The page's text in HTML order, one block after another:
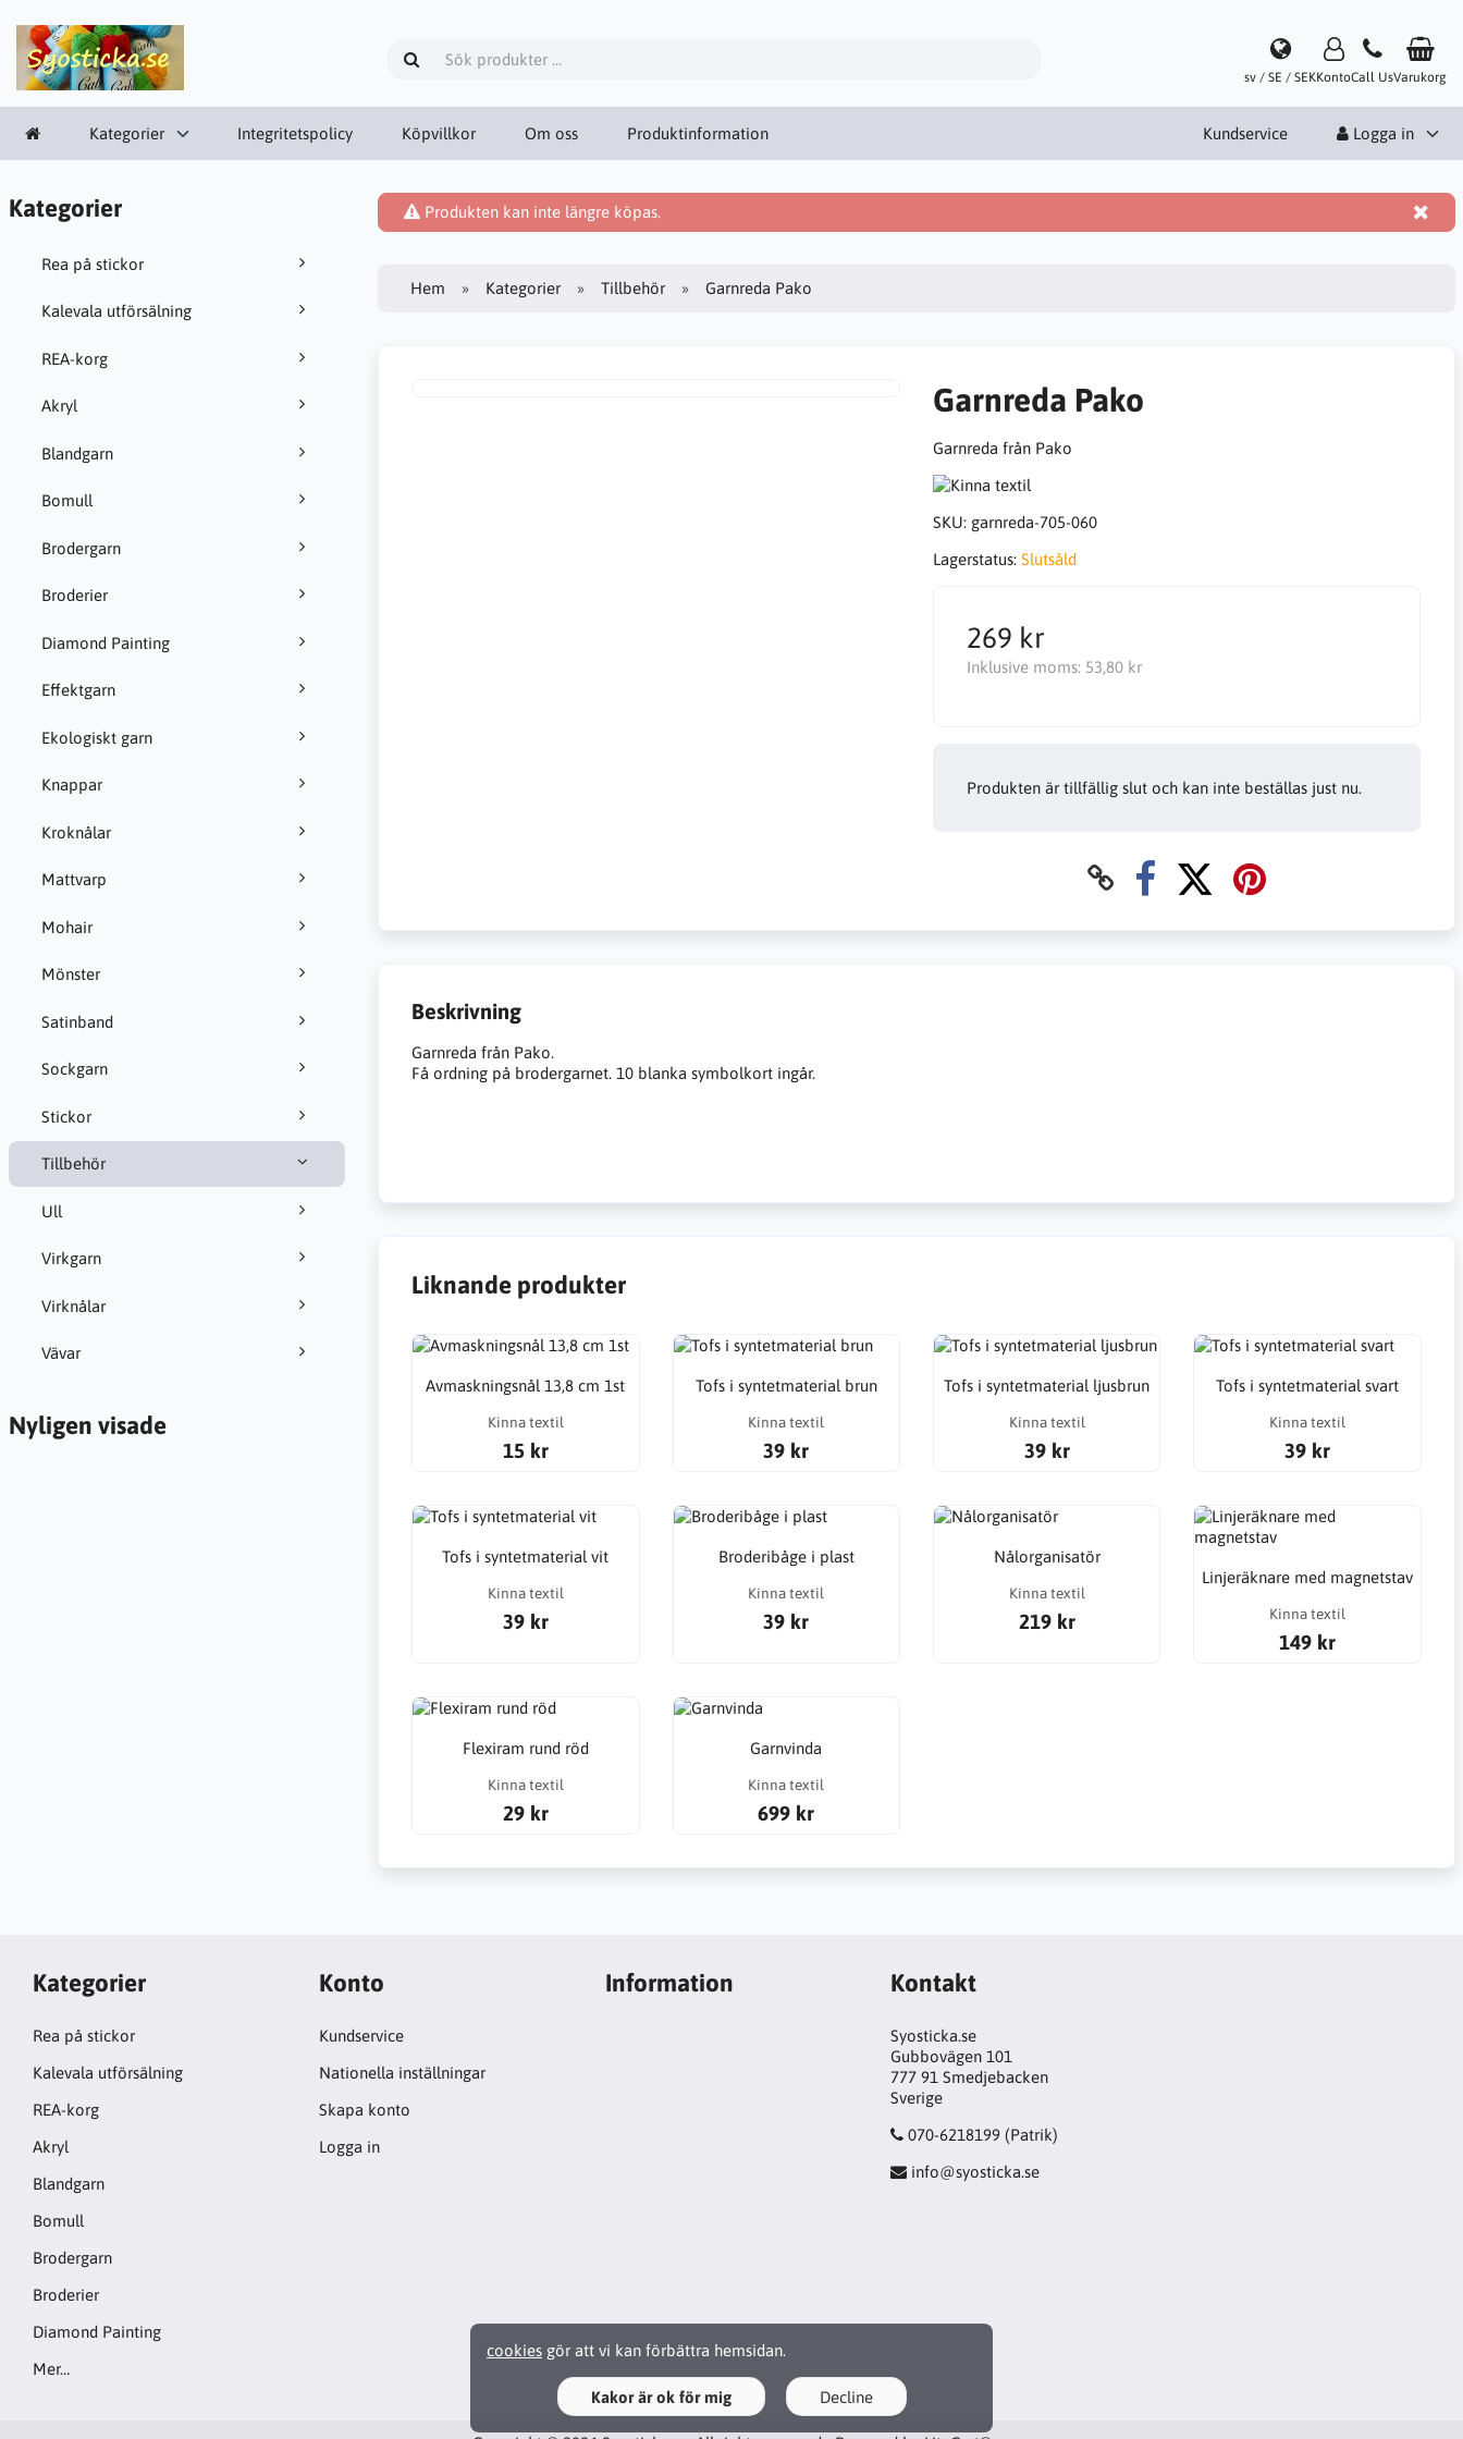
sv / SE / SEKKontoCall UsVarukorg
Kategorier Integritetspolicy Köpvillkor Om oss Produktinformation Kundservice Logga in
Kategorier
Rea på stickor
Kalevala utförsälning
REA-korg
Akryl
Blandgarn
Bomull
Brodergarn
Broderier
Diamond Painting
Effektgarn
Ekologiskt garn
Knappar
Kroknålar
Mattvarp
Mohair
Mönster
Satinband
Sockgarn
Stickor
Tillbehör
Ull
Virkgarn
Virknålar
Vävar
Nyligen visade
Produkten kan inte längre köpas.
Hem Kategorier Tillbehör Garnreda Pako
Garnreda Pako
Garnreda från Pako
SKU: garnreda-705-060
Lagerstatus: Slutsåld
269 kr
Inklusive moms: 53,80 kr
Produkten är tillfällig slut och kan inte beställas just nu.
Beskrivning
Garnreda från Pako.
Få ordning på brodergarnet. 10 blanka symbolkort ingår.
Liknande produkter
Avmaskningsnål 13,8 cm 1st
Kinna textil
15 kr
Tofs i syntetmaterial brun
Kinna textil
39 kr
Tofs i syntetmaterial ljusbrun
Kinna textil
39 kr
Tofs i syntetmaterial svart
Kinna textil
39 kr
Tofs i syntetmaterial vit
Kinna textil
39 kr
Broderibåge i plast
Kinna textil
39 kr
Nålorganisatör
Kinna textil
219 kr
Linjeräknare med magnetstav
Kinna textil
149 kr
Flexiram rund röd
Kinna textil
29 kr
Garnvinda
Kinna textil
699 kr
cookies gör att vi kan förbättra hemsidan.
Kakor är ok för mig Decline
Kategorier
Rea på stickor
Kalevala utförsälning
REA-korg
Akryl
Blandgarn
Bomull
Brodergarn
Broderier
Diamond Painting
Mer…
Konto
Kundservice
Nationella inställningar
Skapa konto
Logga in
Information Kontakt
Syosticka.se
Gubbovägen 101
777 91 Smedjebacken
Sverige
070-6218199 (Patrik)
info@syosticka.se